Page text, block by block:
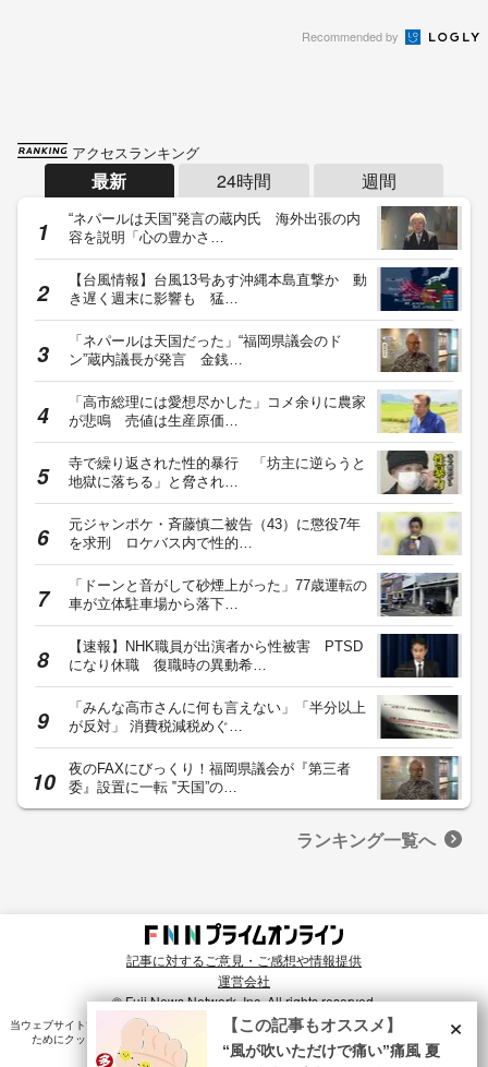
Recommended by
アクセスランキング
最新 24時間 週間
“ネパールは天国”発言の蔵内氏 海外出張の内
容を説明「心の豊かさ…
【台風情報】台風13号あす沖縄本島直撃か 動
き遅く週末に影響も 猛…
「ネパールは天国だった」“福岡県議会のド
ン”蔵内議長が発言 金銭…
「高市総理には愛想尽かした」コメ余りに農家
が悲鳴 売値は生産原価…
寺で繰り返された性的暴行 「坊主に逆らうと
地獄に落ちる」と脅され…
元ジャンポケ・斉藤慎二被告（43）に懲役7年
を求刑 ロケバス内で性的…
「ドーンと音がして砂煙上がった」77歳運転の
車が立体駐車場から落下…
【速報】NHK職員が出演者から性被害 PTSD
になり休職 復職時の異動希…
「みんな高市さんに何も言えない」「半分以上
が反対」 消費税減税めぐ…
夜のFAXにびっくり！福岡県議会が『第三者
委』設置に一転 ‟天国”の…
ランキング一覧へ
記事に対するご意見・ご感想や情報提供
運営会社
© Fuji News Network, Inc. All rights reserved.
当ウェブサイトでは、ユーザのニーズ・興味・関⼼に合致したコンテンツや広告配信を提供する
ためにクッキーを使⽤しています。詳細は、プライバシーポリシー をご確認ください。×
【この記事もオススメ】
“風が吹いただけで痛い”痛風 夏